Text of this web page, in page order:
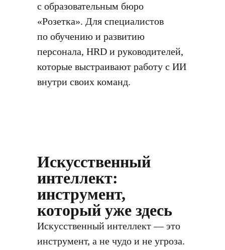
с образовательным бюро
«Розетка». Для специалистов
по обучению и развитию
персонала, HRD и руководителей,
которые выстраивают работу с ИИ
внутри своих команд.
Искусственный
интеллект:
инструмент,
который уже здесь
Искусственный интеллект — это
инструмент, а не чудо и не угроза.